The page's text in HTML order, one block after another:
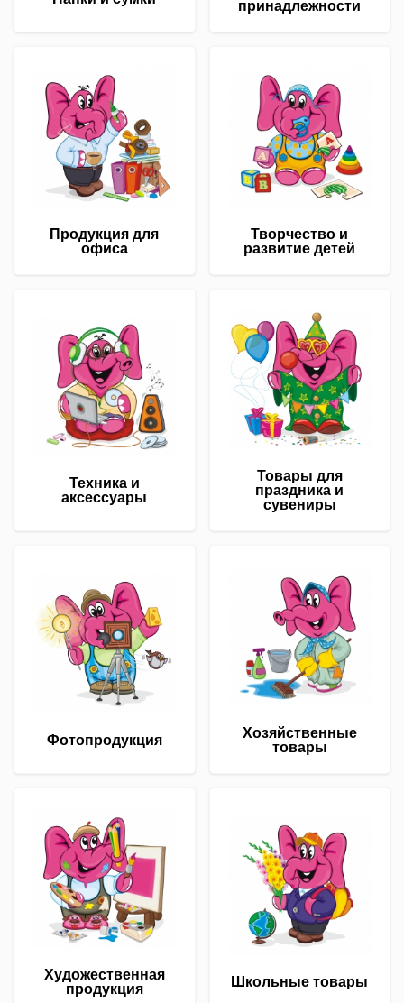
принадлежности
Продукция для
офиса
Творчество и
развитие детей
Техника и
аксессуары
Товары для
праздника и
сувениры
Фотопродукция
Хозяйственные
товары
Художественная
продукция
Школьные товары